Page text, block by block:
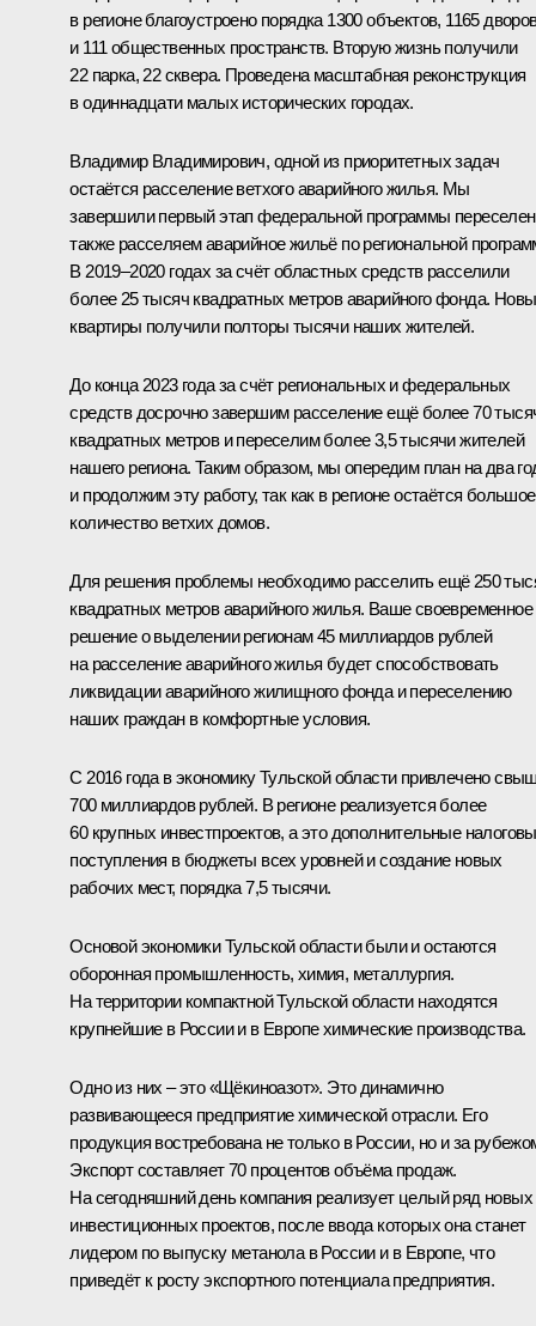
в регионе благоустроено порядка 1300 объектов, 1165
и 111 общественных пространств. Вторую жизнь получили
22 парка, 22 сквера. Проведена масштабная реконструкция
в одиннадцати малых исторических городах.
Владимир Владимирович, одной из приоритетных задач
остаётся расселение ветхого аварийного жилья. Мы
завершили первый этап федеральной программы
также расселяем аварийное жильё по региональной
В 2019–2020 годах за счёт областных средств расселили
более 25 тысяч квадратных метров аварийного фонда.
квартиры получили полторы тысячи наших жителей.
До конца 2023 года за счёт региональных и федеральных
средств досрочно завершим расселение ещё более 70
квадратных метров и переселим более 3,5 тысячи жителей
нашего региона. Таким образом, мы опередим план на два
и продолжим эту работу, так как в регионе остаётся большое
количество ветхих домов.
Для решения проблемы необходимо расселить ещё 250
квадратных метров аварийного жилья. Ваше своевременное
решение о выделении регионам 45 миллиардов рублей
на расселение аварийного жилья будет способствовать
ликвидации аварийного жилищного фонда и переселению
наших граждан в комфортные условия.
С 2016 года в экономику Тульской области привлечено
700 миллиардов рублей. В регионе реализуется более
60 крупных инвестпроектов, а это дополнительные
поступления в бюджеты всех уровней и создание новых
рабочих мест, порядка 7,5 тысячи.
Основой экономики Тульской области были и остаются
оборонная промышленность, химия, металлургия.
На территории компактной Тульской области находятся
крупнейшие в России и в Европе химические производства.
Одно из них – это «Щёкиноазот». Это динамично
развивающееся предприятие химической отрасли. Его
продукция востребована не только в России, но и за
Экспорт составляет 70 процентов объёма продаж.
На сегодняшний день компания реализует целый ряд новых
инвестиционных проектов, после ввода которых она станет
лидером по выпуску метанола в России и в Европе, что
приведёт к росту экспортного потенциала предприятия.